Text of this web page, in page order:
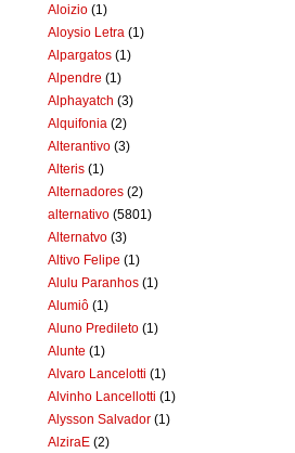
Aloizio (1)
Aloysio Letra (1)
Alpargatos (1)
Alpendre (1)
Alphayatch (3)
Alquifonia (2)
Alterantivo (3)
Alteris (1)
Alternadores (2)
alternativo (5801)
Alternatvo (3)
Altivo Felipe (1)
Alulu Paranhos (1)
Alumiô (1)
Aluno Predileto (1)
Alunte (1)
Alvaro Lancelotti (1)
Alvinho Lancellotti (1)
Alysson Salvador (1)
AlziraE (2)